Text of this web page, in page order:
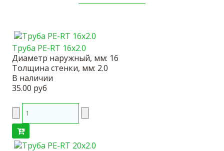
Труба PE-RT 16x2.0
Диаметр наружный, мм: 16
Толщина стенки, мм: 2.0
В наличии
35.00 руб